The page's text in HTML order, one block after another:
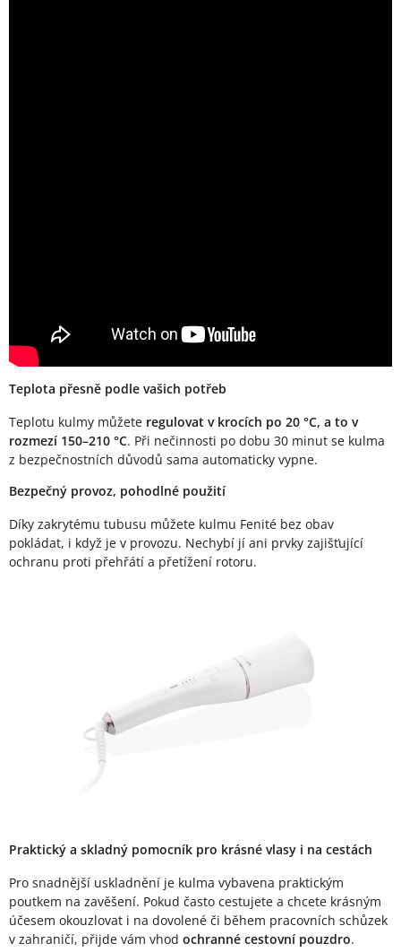
Teplota přesně podle vašich potřeb
Teplotu kulmy můžete regulovat v krocích po 20 °C, a to v
rozmezí 150–210 °C. Při nečinnosti po dobu 30 minut se kulma
z bezpečnostních důvodů sama automaticky vypne.
Bezpečný provoz, pohodlné použití
Díky zakrytému tubusu můžete kulmu Fenité bez obav
pokládat, i když je v provozu. Nechybí jí ani prvky zajišťující
ochranu proti přehřátí a přetížení rotoru.
Praktický a skladný pomocník pro krásné vlasy i na cestách
Pro snadnější uskladnění je kulma vybavena praktickým
poutkem na zavěšení. Pokud často cestujete a chcete krásným
účesem okouzlovat i na dovolené či během pracovních schůzek
v zahraničí, přijde vám vhod ochranné cestovní pouzdro.